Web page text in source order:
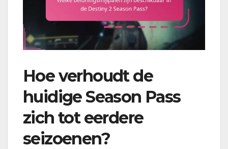
Hoe verhoudt de
huidige Season Pass
zich tot eerdere
seizoenen?